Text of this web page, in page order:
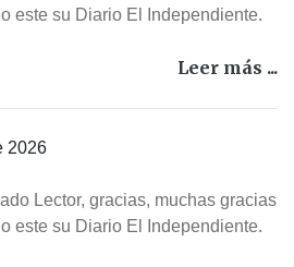
este su Diario El Independiente.
Leer más ...
2026
Lector, gracias, muchas gracias
este su Diario El Independiente.